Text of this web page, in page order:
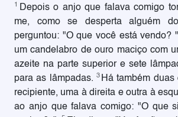
1
Depois o anjo que falava comigo
me, como se desperta alguém
perguntou: "O que você está vendo?
um candelabro de ouro maciço com
azeite na parte superior e sete
para as lâmpadas.3 Há também
recipiente, uma à direita e outra à
ao anjo que falava comigo: "O que